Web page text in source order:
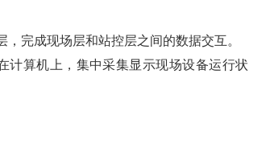
完成现场层和站控层之间的数据交互。
计算机上，集中采集显示现场设备运行状